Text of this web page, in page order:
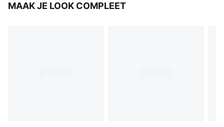
MAAK JE LOOK COMPLEET